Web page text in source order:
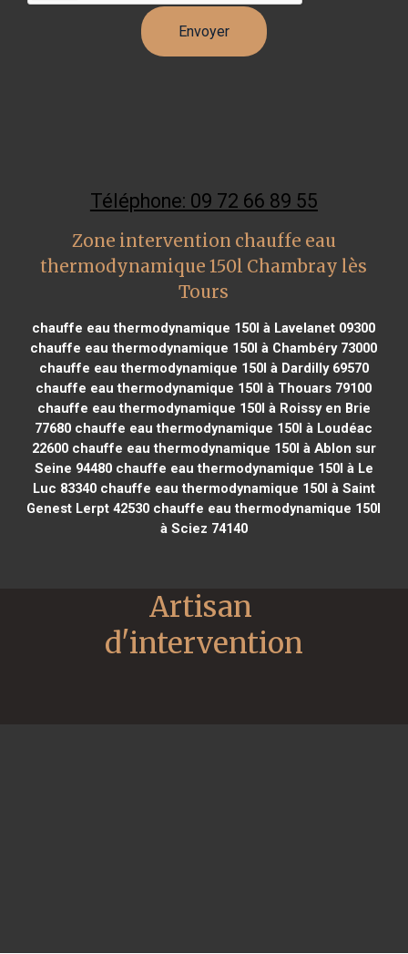
Téléphone: 09 72 66 89 55
Zone intervention chauffe eau
thermodynamique 150l Chambray lès
Tours
chauffe eau thermodynamique 150l à Lavelanet 09300
chauffe eau thermodynamique 150l à Chambéry 73000
chauffe eau thermodynamique 150l à Dardilly 69570
chauffe eau thermodynamique 150l à Thouars 79100
chauffe eau thermodynamique 150l à Roissy en Brie
77680 chauffe eau thermodynamique 150l à Loudéac
22600chauffe eau thermodynamique 150l à Ablon sur
Seine 94480chauffe eau thermodynamique 150l à Le
Luc 83340chauffe eau thermodynamique 150l à Saint
Genest Lerpt 42530 chauffe eau thermodynamique 150l
à Sciez 74140
Artisan
d'intervention